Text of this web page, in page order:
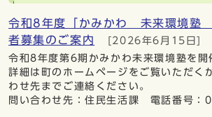
令和8年度「かみかわ 未来環境塾
者募集のご案内
[2026年6月15日]
令和8年度第6期かみかわ未来環境塾を開
詳細は町のホームページをご覧いただく
わせ先までご連絡ください。
問い合わせ先：住民生活課 電話番号